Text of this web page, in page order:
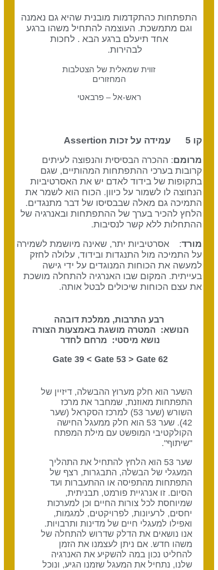
התפתחות כהתקדמות מובנית שהיא גם נאמנה
וגם מתמשכת. העוצמה להתחיל משהו ברגע
אחד תיעלם ברגע הבא . לחכות
לבהירות.
זווית שמאלית של הצטלבות
המחזורים
ראש-אל – פרבאטי
קו 5 עמידה על זכות
Assertion
מרומם: ההכרה הבסיסית והנפוצה לעיתים
קרובות בערכי ההתפתחות המהותיים, שגם
בתקופות של בידוד לאדם יש את האסרטיביות
הנחוצה לו לשמור על כיוון. הכוח הוא לשמר את
התמיכה גם מאלה שבבסיסו של דבר מתנגדים.
הלחץ להכיר בערך של ההתפתחות ובאנרגיה של
ההתחלות ללא קשר לנסיבות.
מורד: אסרטיביות יתר, שאינה מיושמת לשמירה
על התמיכה מול התנגדות ובידוד, עלולה לחזק
למעשה את הכוחות המנוגדים על ידי גישה
בעייתית. המקום שבו האנרגיה להתחלה מושכת
את עצם הכוחות שיכולים לבטל אותה.
רבע התרבות, ממלכת דובהה
הנושא: המטרה מושגת באמצעות הצורה
נושא מיסטי: מרחם לחדר
62 Gate 39 <
Gate 53 > Gate
השער הוא חלק מערוץ ההבשלה, דיזיין של
התפתחות מאוזנת, שמחבר את מרכז
השורש (שער 53) למרכז הסקראל (שער
42). שער 53 הוא חלק ממעגל החישה
הקולקטיבי המופשט עם מילת המפתח
"שיתוף".
שער 53 הוא הלחץ להתחיל את התהליך
המעגלי של הבשלה, התבגרות, רצף של
התפתחות מהתפיסה או ההתעברות ועד
הסיום. זו אנרגיית פורמט, תבניתית,
שמיוחסת לכל צורות החיים וכן למערכות
יחסים, לרעיונות, לפרויקטים, למגמות,
ואפילו למעגלי חיים של מדינות ותרבויות.
אנו נושאים את הדלק שדרוש להתחלה של
משהו חדש. אם ניתן לעצמנו את הזמן
להחליט נכון במה להשקיע את האנרגיה
שלנו, נתחיל את המעגל שזמנו הגיע, ונוכל